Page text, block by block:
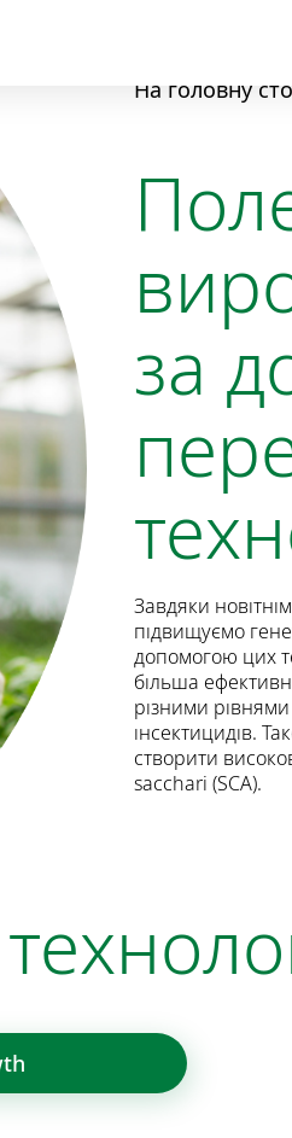
На головну
за
Завдяки
підвищуємо
допомогою цих
більша
різними
інсектицидів.
створити
sacchari (SCA).